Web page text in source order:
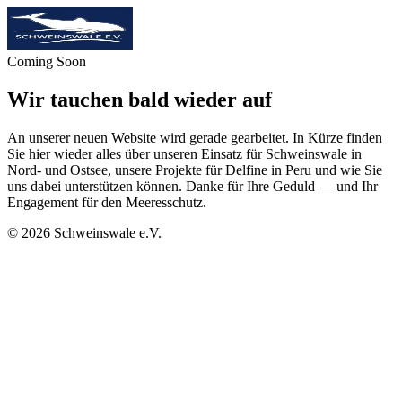
Coming Soon
Wir tauchen bald wieder auf
An unserer neuen Website wird gerade gearbeitet. In Kürze finden
Sie hier wieder alles über unseren Einsatz für Schweinswale in
Nord- und Ostsee, unsere Projekte für Delfine in Peru und wie Sie
uns dabei unterstützen können. Danke für Ihre Geduld — und Ihr
Engagement für den Meeresschutz.
© 2026 Schweinswale e.V.